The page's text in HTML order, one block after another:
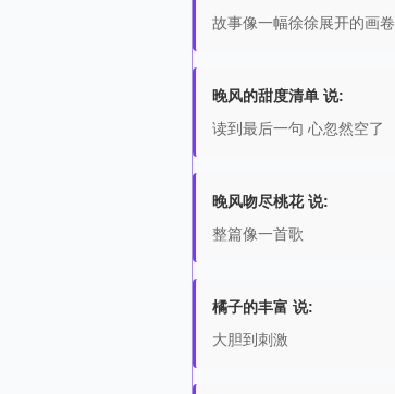
故事像一幅徐徐展开的画卷
晚风的甜度清单 说:
读到最后一句 心忽然空了
晚风吻尽桃花 说:
整篇像一首歌
橘子的丰富 说:
大胆到刺激